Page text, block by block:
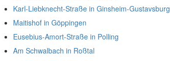
Karl-Liebknecht-Straße in Ginsheim-Gustavsburg
Maitishof in Göppingen
Eusebius-Amort-Straße in Polling
Am Schwalbach in Roßtal